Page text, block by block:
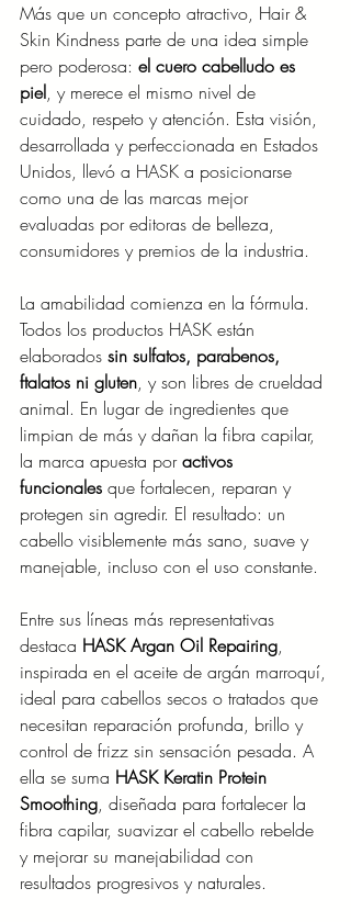
Más que un concepto atractivo, Hair &
Skin Kindness parte de una idea simple
pero poderosa: el cuero cabelludo es
piel, y merece el mismo nivel de
cuidado, respeto y atención. Esta visión,
desarrollada y perfeccionada en Estados
Unidos, llevó a HASK a posicionarse
como una de las marcas mejor
evaluadas por editoras de belleza,
consumidores y premios de la industria.
La amabilidad comienza en la fórmula.
Todos los productos HASK están
elaborados sin sulfatos, parabenos,
ftalatos ni gluten, y son libres de crueldad
animal. En lugar de ingredientes que
limpian de más y dañan la fibra capilar,
la marca apuesta por activos
funcionales que fortalecen, reparan y
protegen sin agredir. El resultado: un
cabello visiblemente más sano, suave y
manejable, incluso con el uso constante.
Entre sus líneas más representativas
destaca HASK Argan Oil Repairing,
inspirada en el aceite de argán marroquí,
ideal para cabellos secos o tratados que
necesitan reparación profunda, brillo y
control de frizz sin sensación pesada. A
ella se suma HASK Keratin Protein
Smoothing, diseñada para fortalecer la
fibra capilar, suavizar el cabello rebelde
y mejorar su manejabilidad con
resultados progresivos y naturales.